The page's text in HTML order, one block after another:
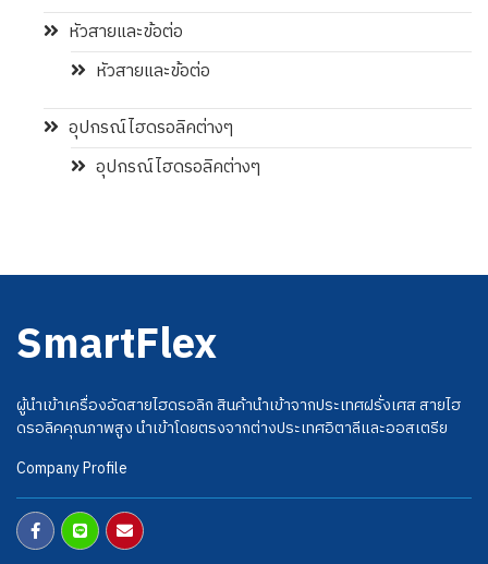
หัวสายและข้อต่อ
หัวสายและข้อต่อ
อุปกรณ์ไฮดรอลิคต่างๆ
อุปกรณ์ไฮดรอลิคต่างๆ
SmartFlex
ผู้นำเข้าเครื่องอัดสายไฮดรอลิก สินค้านำเข้าจากประเทศฝรั่งเศส สายไฮ
ดรอลิคคุณภาพสูง นำเข้าโดยตรงจากต่างประเทศอิตาลีและออสเตรีย
Company Profile